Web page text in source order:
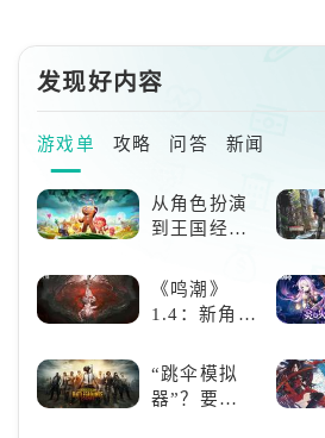
中对应的段位应该是钻石。
发现好内容
游戏单 攻略 问答 新闻
从角色扮演
到王国经
游为何能俘
获玩家心？
《鸣潮》
1.4：新角
情，全新冒
险体验！
“跳伞模拟
器”？要